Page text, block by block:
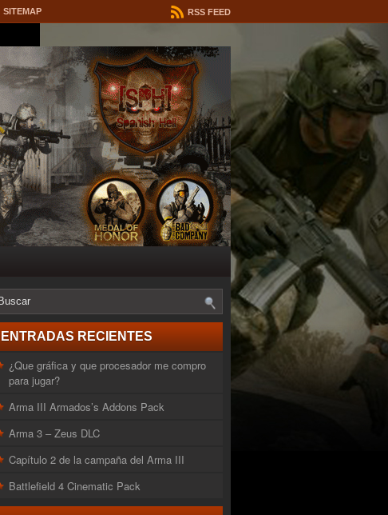
SITEMAP RSS FEED
ENTRADAS RECIENTES
¿Que gráfica y que procesador me compro
para jugar?
Arma III Armados’s Addons Pack
Arma 3 – Zeus DLC
Capítulo 2 de la campaña del Arma III
Battlefield 4 Cinematic Pack